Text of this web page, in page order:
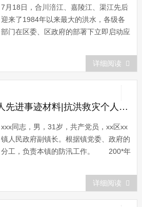
7月18日，合川涪江、嘉陵江、渠江先后
迎来了1984年以来最大的洪水，各级各
部门在区委、区政府的部署下立即启动应
全体干部职工齐心协力战胜困难，取得了
抗洪救灾阶段性的胜利，涌现出了一大批
先进的人物与事迹。 18日当晚，人民
医院领导紧急召开会议部署抗洪抢险工
作，...
详细阅读
消防员抗洪救灾个人先进事迹材料|抗洪救灾个人先进事迹材料范文
xxx同志，男，31岁，共产党员，xx区xx
镇人民政府副镇长。根据镇党委、政府的
分工，负责本镇的防汛工作。 200*年
暴雨，降雨量达448mm，全镇遭受巨大
损失，出现断电、断路、断水、断通讯，
据初步估算直接经济损失达xxxx多万元。
详细阅读